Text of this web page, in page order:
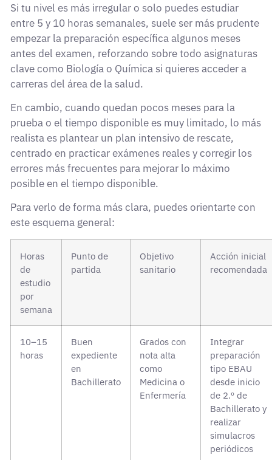
Si tu nivel es más irregular o solo puedes estudiar
entre 5 y 10 horas semanales, suele ser más prudente
empezar la preparación específica algunos meses
antes del examen, reforzando sobre todo asignaturas
clave como Biología o Química si quieres acceder a
carreras del área de la salud.
En cambio, cuando quedan pocos meses para la
prueba o el tiempo disponible es muy limitado, lo más
realista es plantear un plan intensivo de rescate,
centrado en practicar exámenes reales y corregir los
errores más frecuentes para mejorar lo máximo
posible en el tiempo disponible.
Para verlo de forma más clara, puedes orientarte con
este esquema general:
Horas
de
estudio
por
semana
Punto de
partida
Objetivo
sanitario
Acción inicial
recomendada
10–15
horas
Buen
expediente
en
Bachillerato
Grados con
nota alta
como
Medicina o
Enfermería
Integrar
preparación
tipo EBAU
desde inicio
de 2.º de
Bachillerato y
realizar
simulacros
periódicos